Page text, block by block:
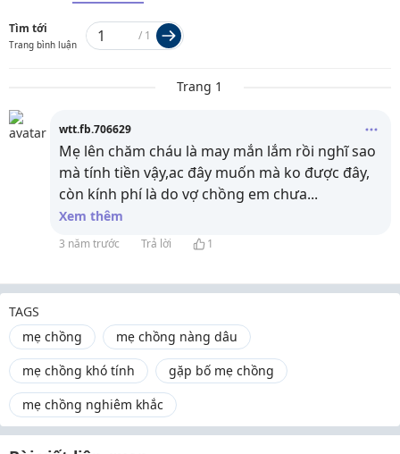
Tìm tới
Trang bình luận
/ 1
Trang 1
wtt.fb.706629
Mẹ lên chăm cháu là may mắn lắm rồi nghĩ sao
mà tính tiền vậy,ac đây muốn mà ko được đây,
còn kính phí là do vợ chồng em chưa...
Xem thêm
3 năm trước Trả lời 1
TAGS
mẹ chồng
mẹ chồng nàng dâu
mẹ chồng khó tính
gặp bố mẹ chồng
mẹ chồng nghiêm khắc